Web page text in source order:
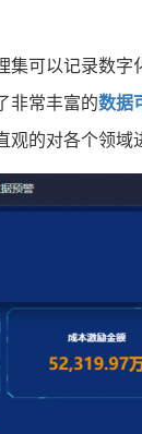
集可以记录数字
非常丰富的数据
观的对各个领